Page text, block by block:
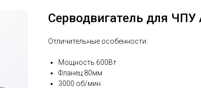
Серводвигатель для ЧПУ
Отличительные особенности:
Мощность 600Вт
Фланец 80мм
3000 об/мин